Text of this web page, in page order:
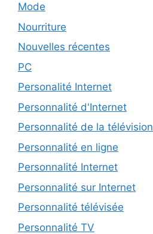
Mode
Nourriture
Nouvelles récentes
PC
Personalité Internet
Personnalité d'Internet
Personnalité de la télévision
Personnalité en ligne
Personnalité Internet
Personnalité sur Internet
Personnalité télévisée
Personnalité TV